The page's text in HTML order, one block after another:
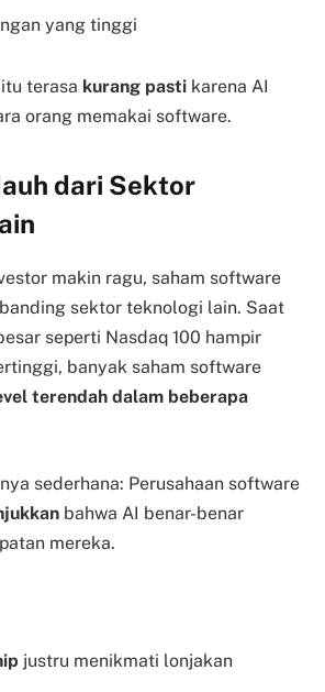
yang tinggi
terasa kurang pasti karena AI
orang memakai software.
dari Sektor
makin ragu, saham software
sektor teknologi lain. Saat
seperti Nasdaq 100 hampir
banyak saham software
terendah dalam beberapa
sederhana: Perusahaan software
bahwa AI benar-benar
mereka.
justru menikmati lonjakan